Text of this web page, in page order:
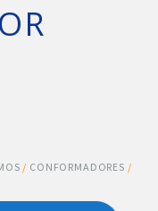
/ CONFORMADORES /